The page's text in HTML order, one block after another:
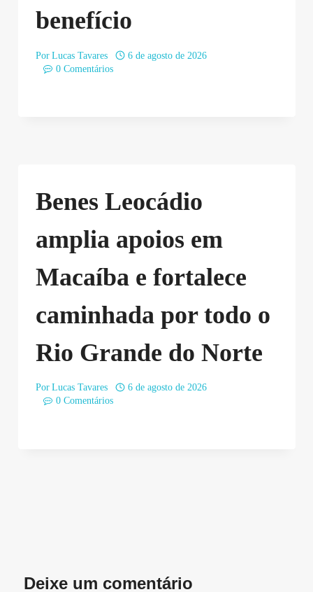
benefício
Por Lucas Tavares
6 de agosto de 2026
0 Comentários
Benes Leocádio
amplia apoios em
Macaíba e fortalece
caminhada por todo o
Rio Grande do Norte
Por Lucas Tavares
6 de agosto de 2026
0 Comentários
Deixe um comentário